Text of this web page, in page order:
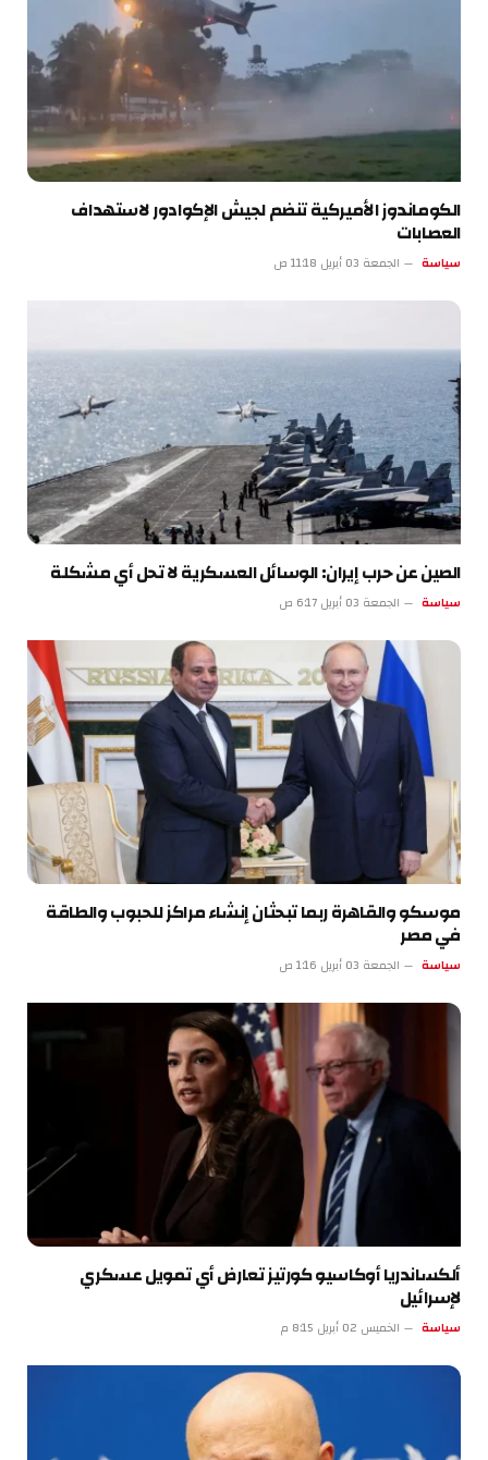
الكوماندوز الأميركية تنضم لجيش الإكوادور لاستهداف
العصابات
سياسة الجمعة 03 أبريل 11:18 ص
الصين عن حرب إيران: الوسائل العسكرية لا تحل أي مشكلة
سياسة الجمعة 03 أبريل 6:17 ص
موسكو والقاهرة ربما تبحثان إنشاء مراكز للحبوب والطاقة
في مصر
سياسة الجمعة 03 أبريل 1:16 ص
ألكساندريا أوكاسيو كورتيز تعارض أي تمويل عسكري
لإسرائيل
سياسة الخميس 02 أبريل 8:15 م